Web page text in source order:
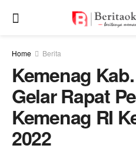
Home Berita
Kemenag
Gelar Rapat
Kemenag RI
2022